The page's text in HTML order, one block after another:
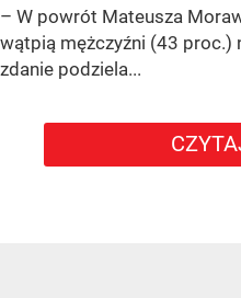
– W powrót Mateusza
wątpią mężczyźni (43 proc.)
zdanie podziela...